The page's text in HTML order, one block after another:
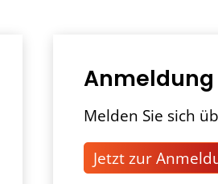
Anmeldung
Melden Sie sich
Jetzt zur